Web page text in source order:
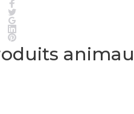
Twitter
Pinterest